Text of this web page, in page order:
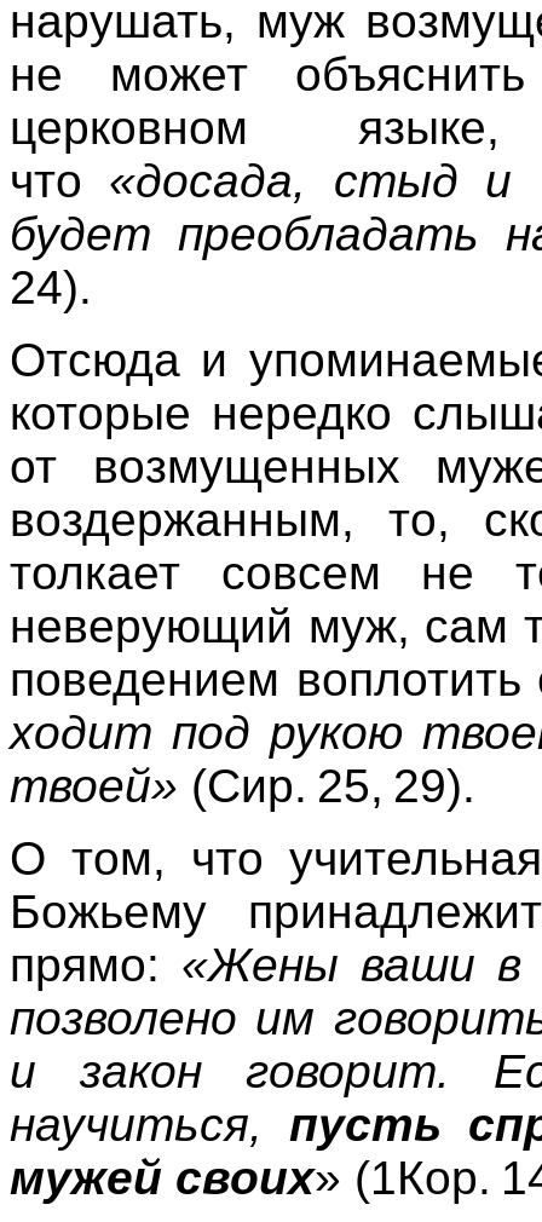
нарушать, муж
не может
церковном
что «досада, стыд и
будет преобладать
24).
Отсюда и
которые нередко
от возмущенных
воздержанным, то,
толкает совсем не
неверующий муж, сам
поведением
ходит под рукою
твоей» (Сир. 25, 29).
О том, что
Божьему
прямо: «Жены ваши в
позволено им
и закон говорит.
научиться, пусть
мужей своих» (1Кор.